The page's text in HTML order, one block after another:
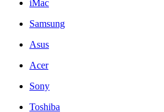
iMac
Samsung
Asus
Acer
Sony
Toshiba